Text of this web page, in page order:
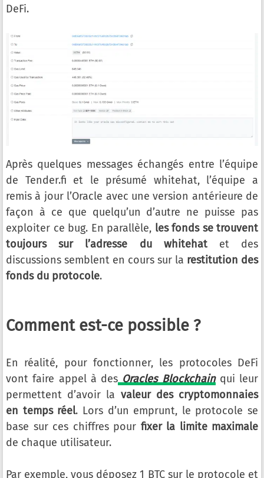
DeFi.
Après quelques messages échangés entre l’équipe
de Tender.fi et le présumé whitehat, l’équipe a
remis à jour l’Oracle avec une version antérieure de
façon à ce que quelqu’un d’autre ne puisse pas
exploiter ce bug. En parallèle, les fonds se trouvent
toujours sur l’adresse du whitehatet des
discussions semblent en cours sur la restitution des
fonds du protocole.
Comment est-ce possible ?
En réalité, pour fonctionner, les protocoles DeFi
vont faire appel à des Oracles Blockchainqui leur
permettent d’avoir la valeur des cryptomonnaies
en temps réel. Lors d’un emprunt, le protocole se
base sur ces chiffres pour fixer la limite maximale
de chaque utilisateur.
Par exemple, vous déposez 1 BTC sur le protocole et